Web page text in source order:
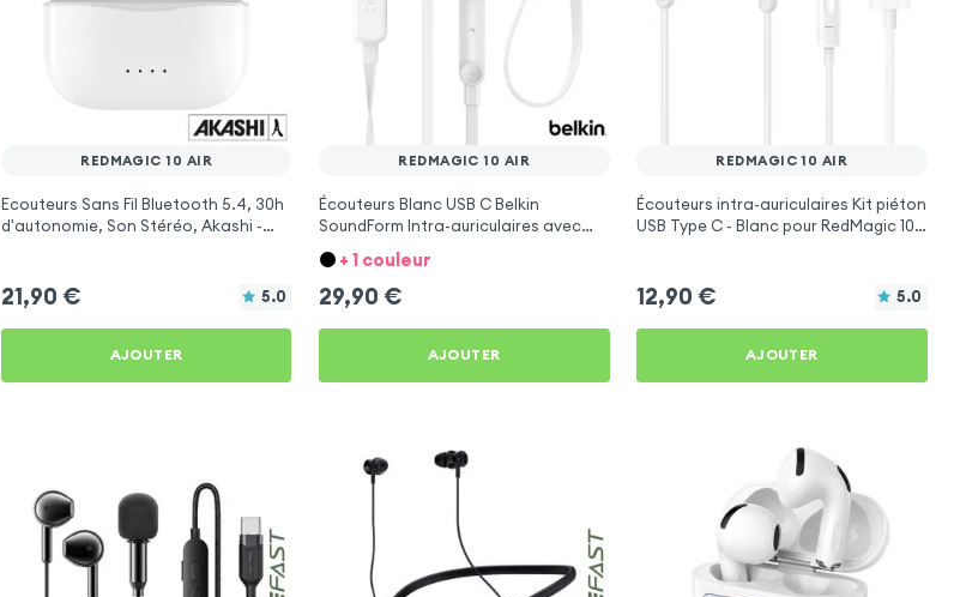
REDMAGIC 10 AIR
Ecouteurs Sans Fil Bluetooth 5.4, 30h
d'autonomie, Son Stéréo, Akashi -
21,90 € 5.0
AJOUTER
REDMAGIC 10 AIR
Écouteurs Blanc USB C Belkin
SoundForm Intra-auriculaires avec
Micro pour RedMagic 10 Air
+ 1 couleur
29,90 €
AJOUTER
REDMAGIC 10 AIR
Écouteurs intra-auriculaires Kit piéton
USB Type C - Blanc pour RedMagic 10
12,90 € 5.0
AJOUTER